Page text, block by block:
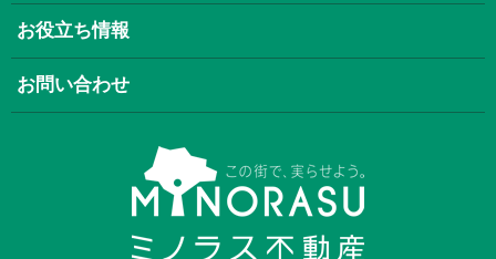
お役立ち情報
お問い合わせ